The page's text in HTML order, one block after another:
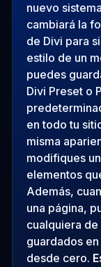
nuevo
cambiará la
de Divi para
estilo de un
puedes
Divi Preset o
en todo tu
misma
modifiques
elementos
Además,
una página,
cualquiera
guardados
desde cero.